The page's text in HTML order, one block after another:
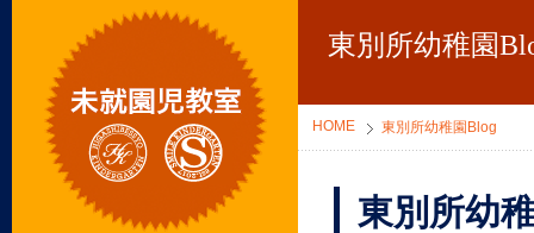
東別所幼稚園
HOME 東別所幼稚園Blog
東別所幼